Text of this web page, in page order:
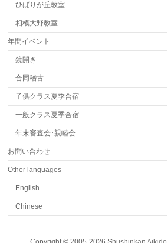
ひばりが丘教室
相模大野教室
年間イベント
鏡開き
合同稽古
子供クラス夏季合宿
一般クラス夏季合宿
年末審査会･親睦会
お問い合わせ
Other languages
English
Chinese